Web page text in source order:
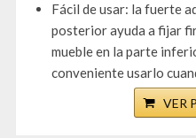
Fácil de usar: la fuerte
posterior ayuda a fijar
mueble en la parte
conveniente usarlo
VER